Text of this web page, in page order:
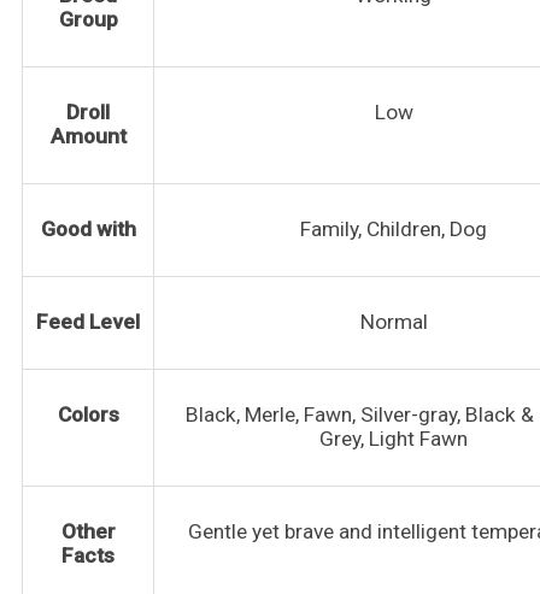
Group
Droll
Amount
Low
Good with Family, Children, Dog
Feed Level Normal
Colors
Black, Merle, Fawn, Silver-gray, Black
Grey, Light Fawn
Other
Facts
Gentle yet brave and intelligent